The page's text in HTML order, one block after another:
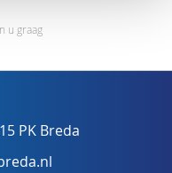
u graag
PK Breda